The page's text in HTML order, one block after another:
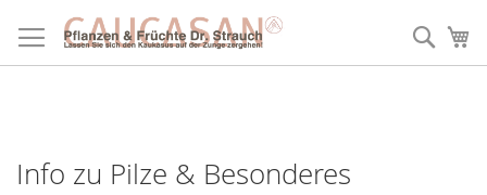
zum
Inhalt
Info zu Pilze & Besonderes